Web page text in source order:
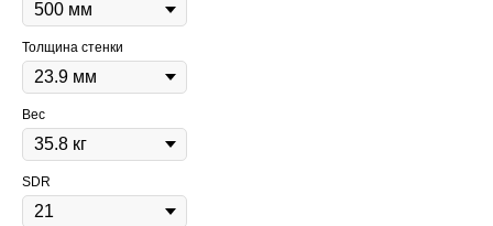
Толщина стенки
Вес
SDR